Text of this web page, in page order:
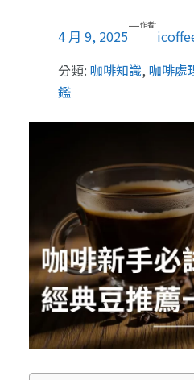
4 月 9, 2025
—作者:
分類: 咖啡知識, 咖啡處
鑑